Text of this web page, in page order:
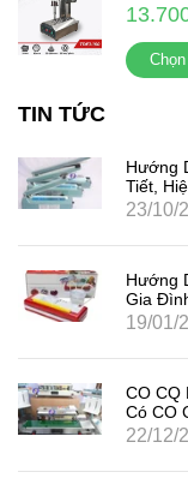
TIN TỨC
Hướng
Tiết,
23/10/
Hướng
Gia
19/01/
CO CQ
Có CO
22/12/